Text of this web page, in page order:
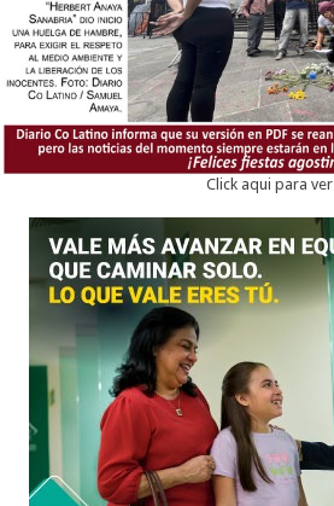
Click aqui para ver